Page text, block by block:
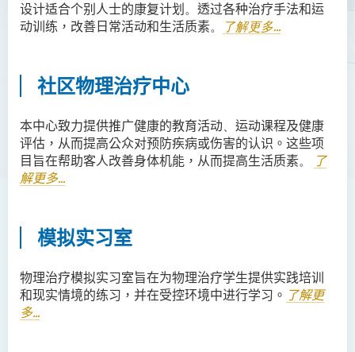
设计适合个别人士的康复计划 。 透过各种治疗手法和运
动训练，改善 日常活动和生活质素。 了解更多...
社区物理治疗中心
本中心致力提供推广健康的教育活动 运动课程及健康
评估 ，从而提高公众对预防疾病或伤害的认识。这些项
目 旨在帮助客人改善身体机能 ，从而提高生活质素。
了
解更多...
模拟实习室
物理治疗模拟实习室旨在为物理治疗学生提供实践培训
和现实情境的练习，并在受控环境中进行学习。 了解更
多...